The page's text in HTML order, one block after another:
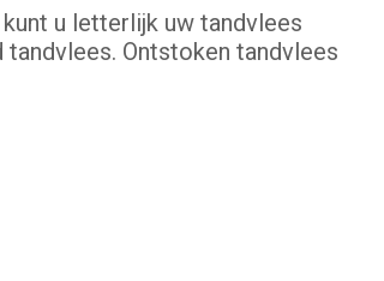
u letterlijk uw tandvlees
Ontstoken tandvlees